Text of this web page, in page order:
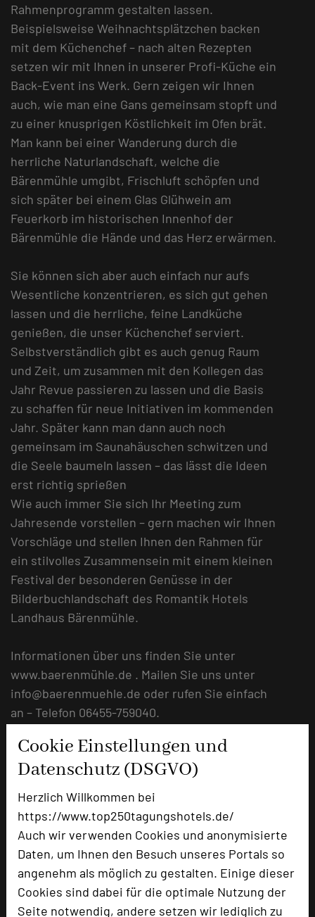
Cookie Einstellungen und
Datenschutz (DSGVO)
Herzlich Willkommen bei
https://www.top250tagungshotels.de/
Auch wir verwenden Cookies und anonymisierte
Daten, um Ihnen den Besuch unseres Portals so
angenehm als möglich zu gestalten. Einige dieser
Cookies sind dabei für die optimale Nutzung der
Seite notwendig, andere setzen wir lediglich zu
Rahmenprogramm gestalten lassen.
Beispielsweise Weihnachtsplätzchen backen
mit dem Küchenchef – nach alten Rezepten
setzen wir mit Ihnen in unserer Profi-Küche ein
Back-Event ins Werk. Gern zeigen wir Ihnen
auch, wie man eine Gans gemeinsam stopft und
zu einer knusprigen Köstlichkeit im Ofen brät.
Man kann bei einer Wanderung durch die
herrliche Naturlandschaft, welche die
Bärenmühle umgibt, Frischluft schöpfen und
sich später bei einem Glas Glühwein am
Feuerkorb im historischen Innenhof der
Bärenmühle die Hände und das Herz erwärmen.
Sie können sich aber auch einfach nur aufs
Wesentliche konzentrieren, es sich gut gehen
lassen und die herrliche, feine Landküche
genießen, die unser Küchenchef serviert.
Selbstverständlich gibt es auch genug Raum
und Zeit, um zusammen mit den Kollegen das
Jahr Revue passieren zu lassen und die Basis
zu schaffen für neue Initiativen im kommenden
Jahr. Später kann man dann auch noch
gemeinsam im Saunahäuschen schwitzen und
die Seele baumeln lassen – das lässt die Ideen
erst richtig sprießen
Wie auch immer Sie sich Ihr Meeting zum
Jahresende vorstellen – gern machen wir Ihnen
Vorschläge und stellen Ihnen den Rahmen für
ein stilvolles Zusammensein mit einem kleinen
Festival der besonderen Genüsse in der
Bilderbuchlandschaft des Romantik Hotels
Landhaus Bärenmühle.
Informationen über uns finden Sie unter
www.baerenmühle.de . Mailen Sie uns unter
info@baerenmuehle.de oder rufen Sie einfach
an – Telefon 06455-759040.
www.baerenmuehle.de
https://www.baerenmuehle.de